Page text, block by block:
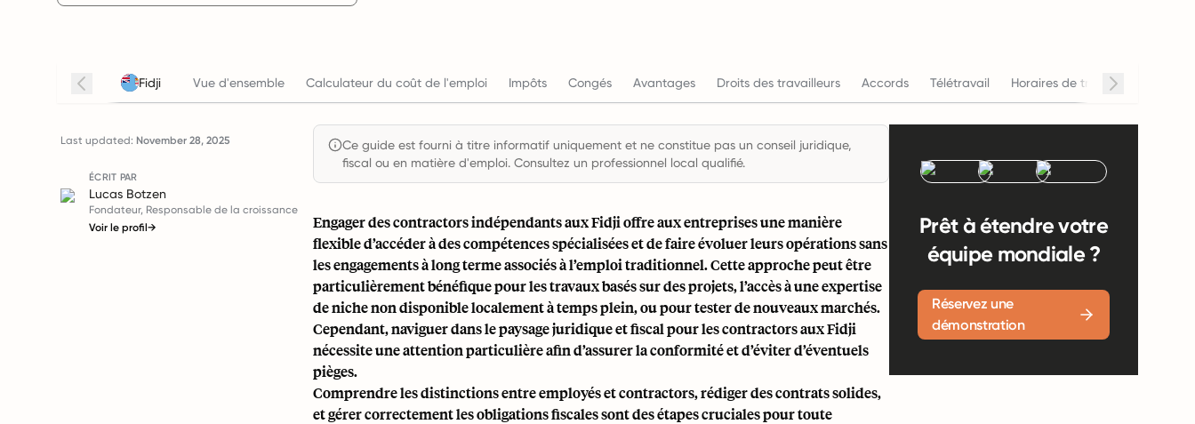
Fidji Vue d'ensemble Calculateur du coût de l'emploi Impôts Congés Avantages Droits des travailleurs Accords Télétravail Horaires de travail
Last updated: November 28, 2025
ÉCRIT PAR
Lucas Botzen
Fondateur, Responsable de la croissance
Voir le profil→
Ce guide est fourni à titre informatif uniquement et ne constitue pas un conseil juridique,
fiscal ou en matière d'emploi. Consultez un professionnel local qualifié.
Engager des contractors indépendants aux Fidji offre aux entreprises une manière
flexible d’accéder à des compétences spécialisées et de faire évoluer leurs opérations sans
les engagements à long terme associés à l’emploi traditionnel. Cette approche peut être
particulièrement bénéfique pour les travaux basés sur des projets, l’accès à une expertise
de niche non disponible localement à temps plein, ou pour tester de nouveaux marchés.
Cependant, naviguer dans le paysage juridique et fiscal pour les contractors aux Fidji
nécessite une attention particulière afin d’assurer la conformité et d’éviter d’éventuels
pièges.
Comprendre les distinctions entre employés et contractors, rédiger des contrats solides,
et gérer correctement les obligations fiscales sont des étapes cruciales pour toute
Prêt à étendre votre
équipe mondiale ?
Réservez une
démonstration